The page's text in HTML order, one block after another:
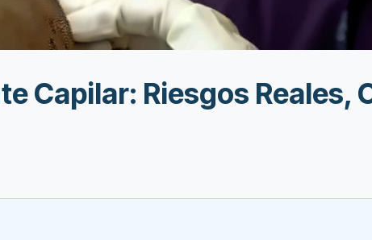
Capilar: Riesgos Reales,